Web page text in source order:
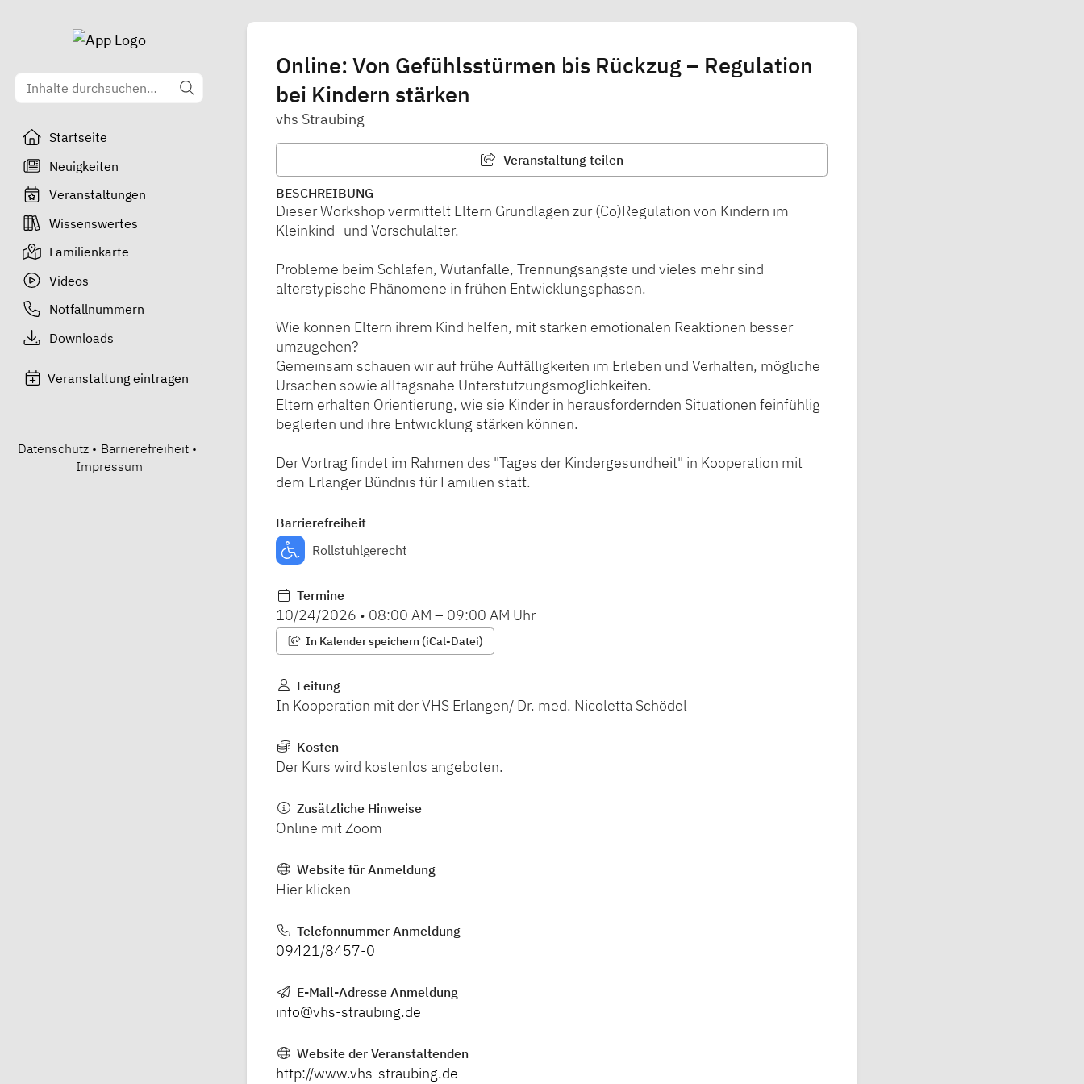
Startseite
Neuigkeiten
Veranstaltungen
Wissenswertes
Familienkarte
Videos
Notfallnummern
Downloads
Veranstaltung eintragen
Datenschutz • Barrierefreiheit •
Impressum
Online: Von Gefühlsstürmen bis Rückzug – Regulation
bei Kindern stärken
vhs Straubing
Veranstaltung teilen
BESCHREIBUNG
Dieser Workshop vermittelt Eltern Grundlagen zur (Co)Regulation von Kindern im
Kleinkind- und Vorschulalter.
Probleme beim Schlafen, Wutanfälle, Trennungsängste und vieles mehr sind
alterstypische Phänomene in frühen Entwicklungsphasen.
Wie können Eltern ihrem Kind helfen, mit starken emotionalen Reaktionen besser
umzugehen?
Gemeinsam schauen wir auf frühe Auffälligkeiten im Erleben und Verhalten, mögliche
Ursachen sowie alltagsnahe Unterstützungsmöglichkeiten.
Eltern erhalten Orientierung, wie sie Kinder in herausfordernden Situationen feinfühlig
begleiten und ihre Entwicklung stärken können.
Der Vortrag findet im Rahmen des "Tages der Kindergesundheit" in Kooperation mit
dem Erlanger Bündnis für Familien statt.
Barrierefreiheit
Rollstuhlgerecht
Termine
10/24/2026 • 08:00 AM – 09:00 AM Uhr
In Kalender speichern (iCal-Datei)
Leitung
In Kooperation mit der VHS Erlangen/ Dr. med. Nicoletta Schödel
Kosten
Der Kurs wird kostenlos angeboten.
Zusätzliche Hinweise
Online mit Zoom
Website für Anmeldung
Hier klicken
Telefonnummer Anmeldung
09421/8457-0
E-Mail-Adresse Anmeldung
info@vhs-straubing.de
Website der Veranstaltenden
http://www.vhs-straubing.de